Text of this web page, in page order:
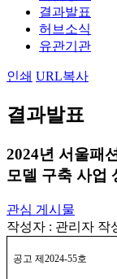
결과발표
허브소식
유관기관
인쇄 URL복사
결과발표
2024년 서울패
모델 구축 사업
관심 게시물
작성자 : 관리자 작
공고 제2024-55호